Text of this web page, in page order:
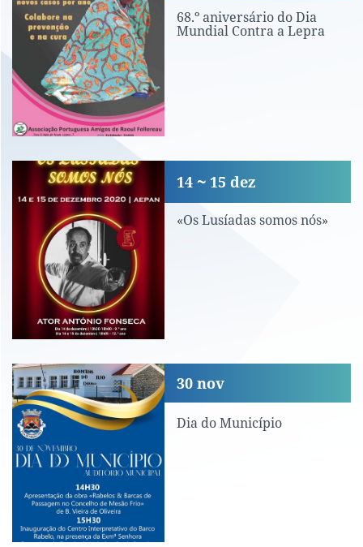
68.º aniversário do Dia
Mundial Contra a Lepra
«Os Lusíadas somos nós»
«Os Lusíadas somos nós»
14 15 dez
Dia do Município
Dia do Município
30 nov